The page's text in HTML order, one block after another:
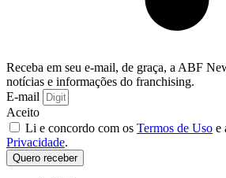
Receba em seu e-mail, de graça, a ABF
notícias e informações do franchising.
E-mail
Aceito
Li e concordo com os Termos de Uso e
Privacidade.
Quero receber